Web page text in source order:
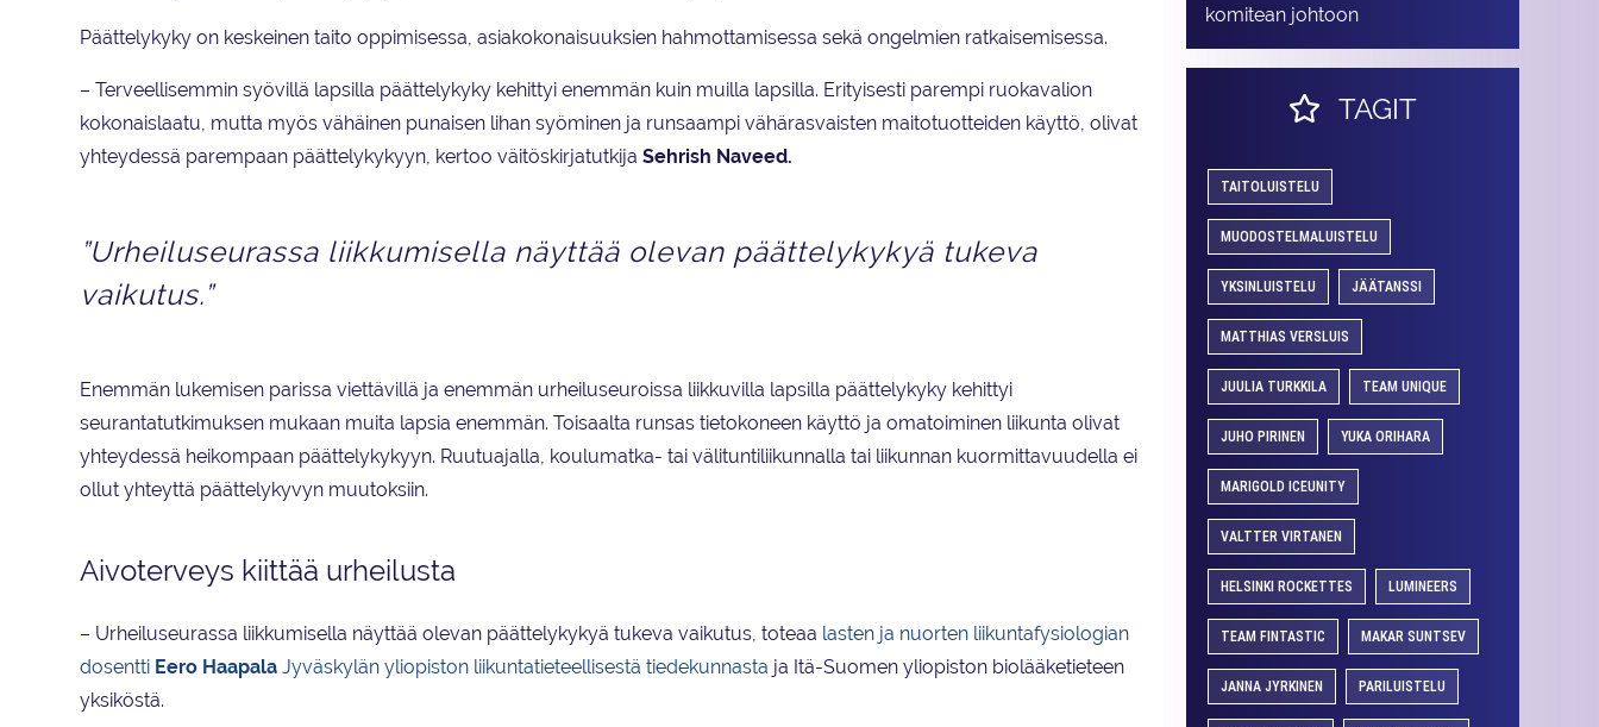
Päättelykyky on keskeinen taito oppimisessa, asiakokonaisuuksien hahmottamisessa sekä ongelmien ratkaisemisessa.
– Terveellisemmin syövillä lapsilla päättelykyky kehittyi enemmän kuin muilla lapsilla. Erityisesti parempi ruokavalion
kokonaislaatu, mutta myös vähäinen punaisen lihan syöminen ja runsaampi vähärasvaisten maitotuotteiden käyttö, olivat
yhteydessä parempaan päättelykykyyn, kertoo väitöskirjatutkija Sehrish Naveed.
”Urheiluseurassa liikkumisella näyttää olevan päättelykykyä tukeva
vaikutus.”
Enemmän lukemisen parissa viettävillä ja enemmän urheiluseuroissa liikkuvilla lapsilla päättelykyky kehittyi
seurantatutkimuksen mukaan muita lapsia enemmän. Toisaalta runsas tietokoneen käyttö ja omatoiminen liikunta olivat
yhteydessä heikompaan päättelykykyyn. Ruutuajalla, koulumatka- tai välituntiliikunnalla tai liikunnan kuormittavuudella ei
ollut yhteyttä päättelykyvyn muutoksiin.
Aivoterveys kiittää urheilusta
– Urheiluseurassa liikkumisella näyttää olevan päättelykykyä tukeva vaikutus, toteaa lasten ja nuorten liikuntafysiologian
dosentti Eero Haapala Jyväskylän yliopiston liikuntatieteellisestä tiedekunnasta ja Itä-Suomen yliopiston biolääketieteen
yksiköstä.
komitean johtoon
TAGIT
TAITOLUISTELU
MUODOSTELMALUISTELU
YKSINLUISTELU JÄÄTANSSI
MATTHIAS VERSLUIS
JUULIA TURKKILA TEAM UNIQUE
JUHO PIRINEN YUKA ORIHARA
MARIGOLD ICEUNITY
VALTTER VIRTANEN
HELSINKI ROCKETTES LUMINEERS
TEAM FINTASTIC MAKAR SUNTSEV
JANNA JYRKINEN PARILUISTELU